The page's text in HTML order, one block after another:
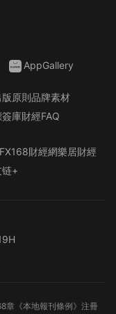
AppGallery
版原則品牌素材
簽庫財經FAQ
FX168財經網樂居財經
+
章《本地報刊條例》注冊